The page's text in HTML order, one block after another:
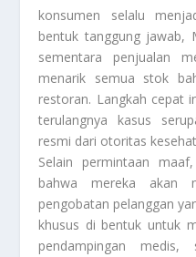
konsumen selalu
bentuk tanggung jawab,
sementara penjualan
menarik semua stok
restoran. Langkah cepat
terulangnya kasus
resmi dari otoritas
Selain permintaan
bahwa mereka akan
pengobatan pelanggan
khusus di bentuk untuk
pendampingan medis,